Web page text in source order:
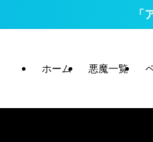
「ア
ホーム 悪魔一覧